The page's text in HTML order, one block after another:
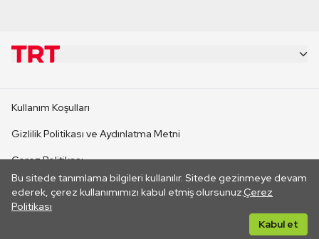
Bu sitede tanımlama bilgileri kullanılır. Sitede gezinmeye devam
ederek, çerez kullanımımızı kabul etmiş olursunuz.Çerez
Politikası
Kabul et
CANLI YAYINLAR
Kullanım Koşulları
Gizlilik Politikası ve Aydınlatma Metni
Çerez Politikası
İletişim
Her hakkı saklıdır. ©2026 TRT. Bağlantı yoluyla gidilen dış